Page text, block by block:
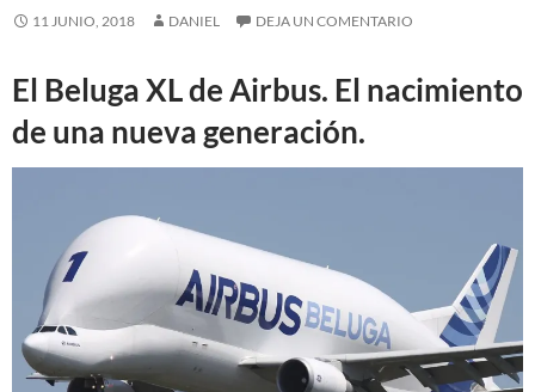
11 JUNIO, 2018 DANIEL DEJA UN COMENTARIO
El Beluga XL de Airbus. El nacimiento
de una nueva generación.